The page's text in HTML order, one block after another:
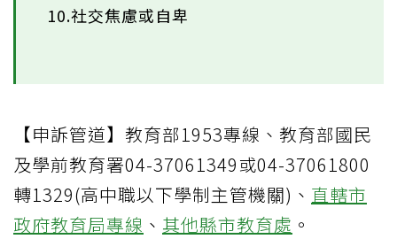
10.社交焦慮或自卑
【申訴管道】教育部1953專線、教育部國民
及學前教育署04-37061349或04-37061800
轉1329(高中職以下學制主管機關)、 直轄市
政府教育局專線 、 其他縣市教育處 。